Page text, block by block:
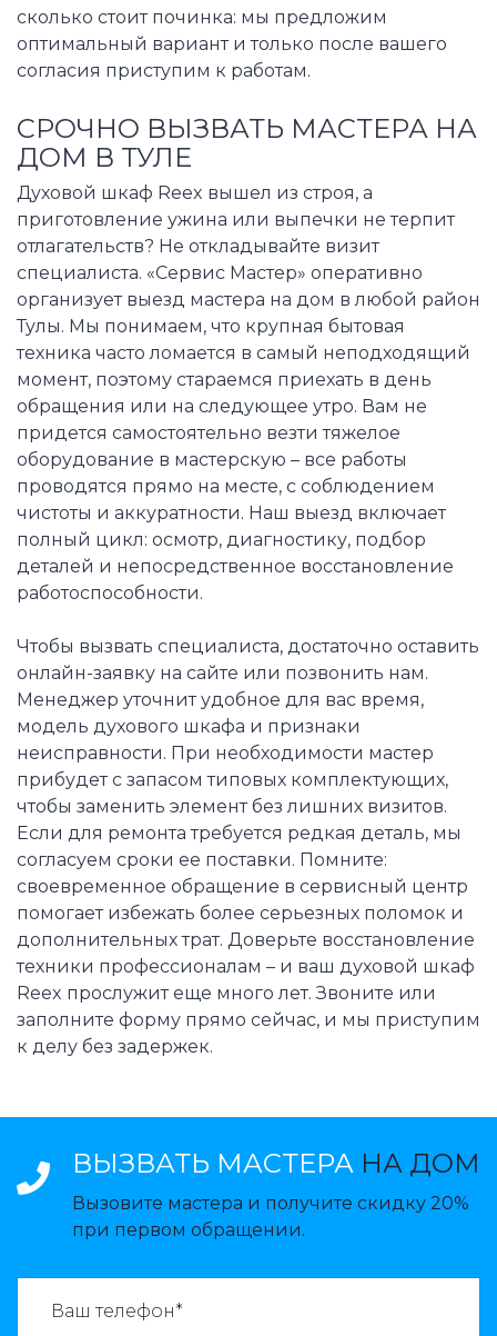
сколько стоит починка: мы предложим
оптимальный вариант и только после вашего
согласия приступим к работам.
СРОЧНО ВЫЗВАТЬ МАСТЕРА НА
ДОМ В ТУЛЕ
Духовой шкаф Reex вышел из строя, а
приготовление ужина или выпечки не терпит
отлагательств? Не откладывайте визит
специалиста. «Сервис Мастер» оперативно
организует выезд мастера на дом в любой район
Тулы. Мы понимаем, что крупная бытовая
техника часто ломается в самый неподходящий
момент, поэтому стараемся приехать в день
обращения или на следующее утро. Вам не
придется самостоятельно везти тяжелое
оборудование в мастерскую – все работы
проводятся прямо на месте, с соблюдением
чистоты и аккуратности. Наш выезд включает
полный цикл: осмотр, диагностику, подбор
деталей и непосредственное восстановление
работоспособности.
Чтобы вызвать специалиста, достаточно оставить
онлайн-заявку на сайте или позвонить нам.
Менеджер уточнит удобное для вас время,
модель духового шкафа и признаки
неисправности. При необходимости мастер
прибудет с запасом типовых комплектующих,
чтобы заменить элемент без лишних визитов.
Если для ремонта требуется редкая деталь, мы
согласуем сроки ее поставки. Помните:
своевременное обращение в сервисный центр
помогает избежать более серьезных поломок и
дополнительных трат. Доверьте восстановление
техники профессионалам – и ваш духовой шкаф
Reex прослужит еще много лет. Звоните или
заполните форму прямо сейчас, и мы приступим
к делу без задержек.
ВЫЗВАТЬ МАСТЕРА НА ДОМ
Вызовите мастера и получите скидку 20%
при первом обращении.